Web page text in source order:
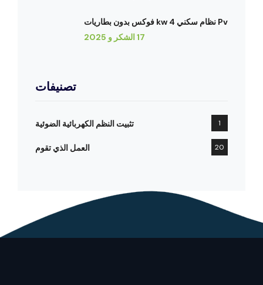
Pv نظام سكني 4 kw فوكس بدون بطاريات
17 الشكر و 2025
تصنيفات
تثبيت النظم الكهربائية الضوئية 1
العمل الذي تقوم 20